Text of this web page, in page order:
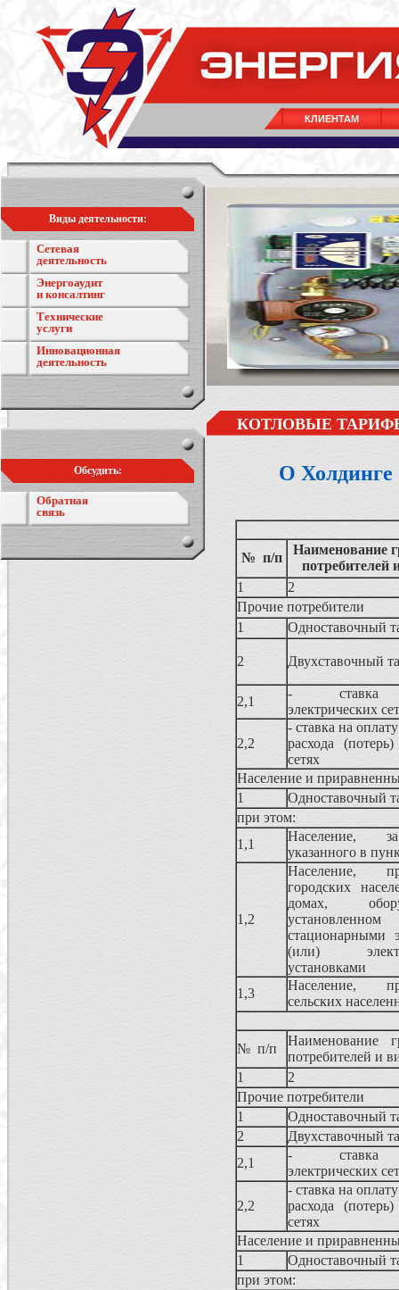
КЛИЕНТАМ
Виды деятельности:
Сетевая
деятельность
Энергоаудит
и консалтинг
Технические
услуги
Инновационная
деятельность
Обсудить:
Обратная
связь
КОТЛОВЫЕ
О Холдинге
№ п/п
Наименование
потребителей
1
2
Прочие потребители
1
Одноставочный
2 Двухставочный
2,1
- ставка
электрических
2,2
- ставка на
расхода
сетях
Население и
1
Одноставочный
при этом:
1,1
Население,
указанного в
1,2
Население,
городских
домах,
стационарными
(или)
установками
1,3
Население,
сельских
№ п/п
Наименование
потребителей и
1
2
Прочие потребители
1
Одноставочный
2
Двухставочный
2,1
- ставка
электрических
2,2
- ставка на
расхода
сетях
Население и
1
Одноставочный
при этом: